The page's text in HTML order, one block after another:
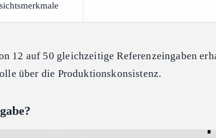
12 auf 50 gleichzeitige Referenzeingaben
über die Produktionskonsistenz.